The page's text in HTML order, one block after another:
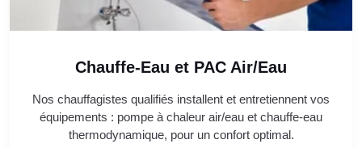
Chauffe-Eau et PAC Air/Eau
Nos chauffagistes qualifiés installent et entretiennent vos
équipements : pompe à chaleur air/eau et chauffe-eau
thermodynamique, pour un confort optimal.